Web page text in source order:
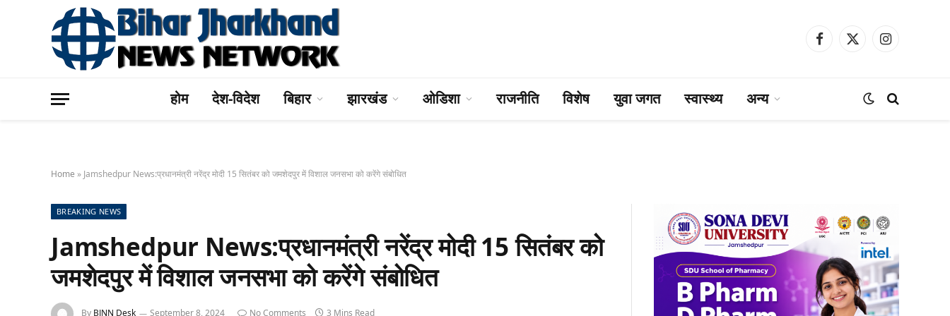
Facebook
X
Instagram
होम देश-विदेश बिहार झारखंड ओडिशा राजनीति विशेष युवा जगत स्वास्थ्य अन्य
Home » Jamshedpur News:प्रधानमंत्री नरेंद्र मोदी 15 सितंबर को जमशेदपुर में विशाल जनसभा को करेंगे संबोधित
BREAKING NEWS
Jamshedpur News:प्रधानमंत्री नरेंद्र मोदी 15 सितंबर को
जमशेदपुर में विशाल जनसभा को करेंगे संबोधित
By BJNN Desk September 8, 2024 No Comments 3 Mins Read